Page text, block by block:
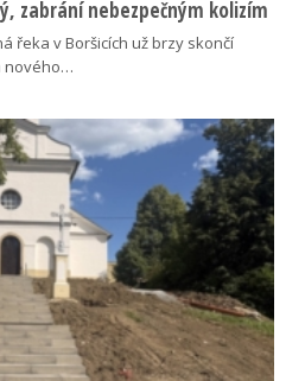
zabrání nebezpečným kolizím
řeka v Boršicích už brzy skončí
nového…